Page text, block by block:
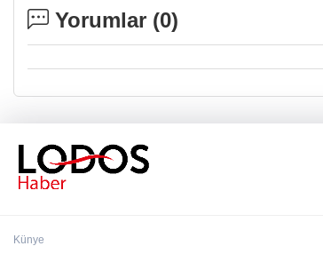
Yorumlar (0)
Künye